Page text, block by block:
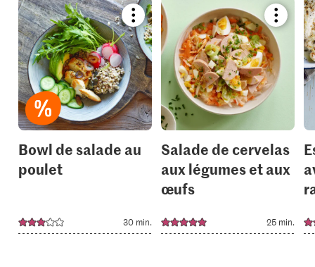
Bookmark
recipe
or
add
it
to
your
collections.
Bowl de salade au
poulet
30 min.
recipe
or
add
to
your
Salade de cervelas
aux légumes et aux
œufs
25 min.